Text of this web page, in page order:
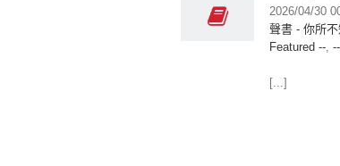
2026/04/30
聲書 - 你所
Featured --,
[...]